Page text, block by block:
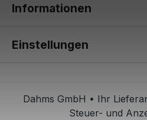
Informationen
Einstellungen
Dahms GmbH • Ihr
Steuer- und